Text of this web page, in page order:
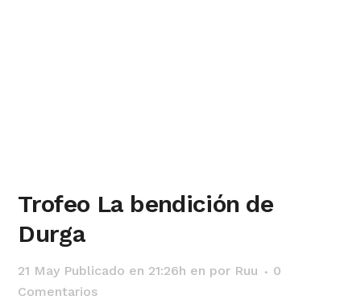
Trofeo La bendición de
Durga
21 May Publicado en 21:26h en por Ruu
0
Comentarios